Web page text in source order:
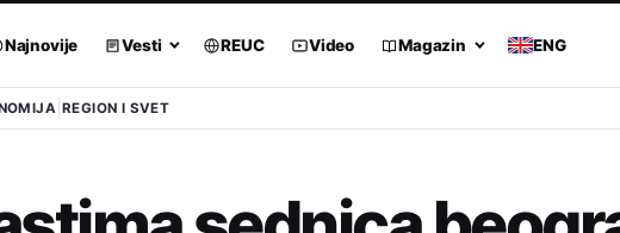
Najnovije Vesti REUC Video Magazin ENG
REGION I SVET